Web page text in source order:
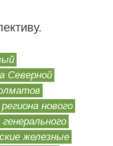
Северной
нового
железные